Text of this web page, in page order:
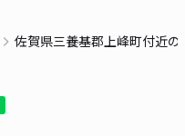
佐賀県三養基郡上峰町付近の